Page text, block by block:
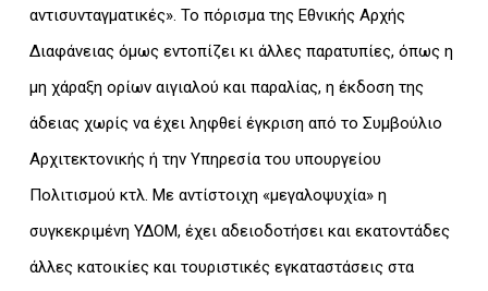
αντισυνταγματικές». Το πόρισμα της Εθνικής Αρχής
Διαφάνειας όμως εντοπίζει κι άλλες παρατυπίες, όπως η
μη χάραξη ορίων αιγιαλού και παραλίας, η έκδοση της
άδειας χωρίς να έχει ληφθεί έγκριση από το Συμβούλιο
Αρχιτεκτονικής ή την Υπηρεσία του υπουργείου
Πολιτισμού κτλ. Με αντίστοιχη «μεγαλοψυχία» η
συγκεκριμένη ΥΔΟΜ, έχει αδειοδοτήσει και εκατοντάδες
άλλες κατοικίες και τουριστικές εγκαταστάσεις στα